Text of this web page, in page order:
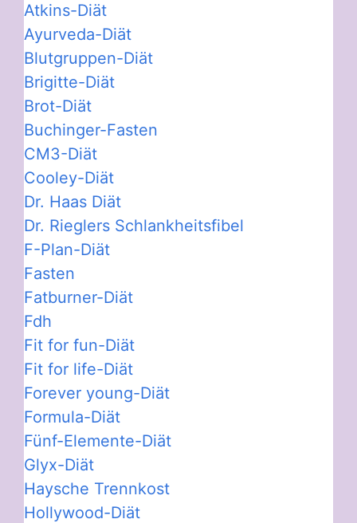
Atkins-Diät
Ayurveda-Diät
Blutgruppen-Diät
Brigitte-Diät
Brot-Diät
Buchinger-Fasten
CM3-Diät
Cooley-Diät
Dr. Haas Diät
Dr. Rieglers Schlankheitsfibel
F-Plan-Diät
Fasten
Fatburner-Diät
Fdh
Fit for fun-Diät
Fit for life-Diät
Forever young-Diät
Formula-Diät
Fünf-Elemente-Diät
Glyx-Diät
Haysche Trennkost
Hollywood-Diät